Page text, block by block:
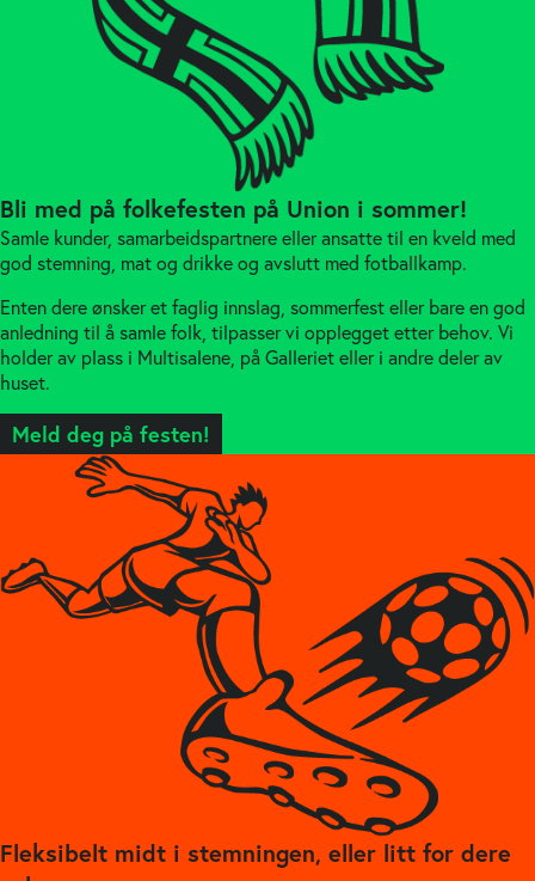
Bli med på folkefesten på Union i sommer!
Samle kunder, samarbeidspartnere eller ansatte til en kveld med
god stemning, mat og drikke og avslutt med fotballkamp.
Enten dere ønsker et faglig innslag, sommerfest eller bare en god
anledning til å samle folk, tilpasser vi opplegget etter behov. Vi
holder av plass i Multisalene, på Galleriet eller i andre deler av
huset.
Meld deg på festen!
Fleksibelt midt i stemningen, eller litt for dere